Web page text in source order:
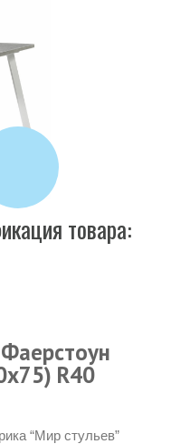
товара:
R40
“Мир стульев”